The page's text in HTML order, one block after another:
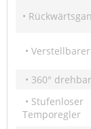
•
•
• 360°
• Stufenloser
Temporegler